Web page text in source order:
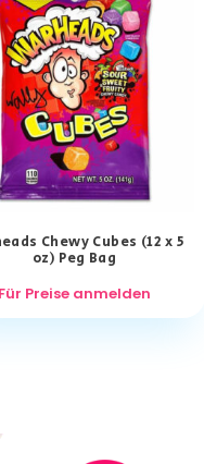
Chewy Cubes (12 x 5
oz) Peg Bag
Für Preise anmelden